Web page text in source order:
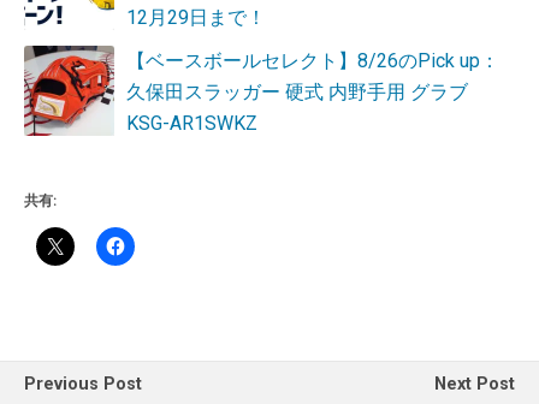
12月29日まで！
【ベースボールセレクト】8/26のPick up：
久保田スラッガー 硬式 内野手用 グラブ
KSG-AR1SWKZ
共有:
Previous Post
Next Post